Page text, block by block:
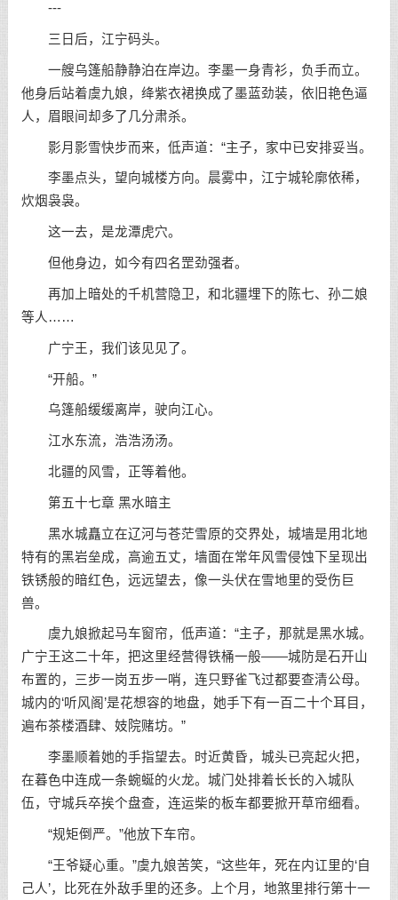
---
三日后，江宁码头。
一艘乌篷船静静泊在岸边。李墨一身青衫，负手而立。
他身后站着虞九娘，绛紫衣裙换成了墨蓝劲装，依旧艳色逼
人，眉眼间却多了几分肃杀。
影月影雪快步而来，低声道：“主子，家中已安排妥当。
李墨点头，望向城楼方向。晨雾中，江宁城轮廓依稀，
炊烟袅袅。
这一去，是龙潭虎穴。
但他身边，如今有四名罡劲强者。
再加上暗处的千机营隐卫，和北疆埋下的陈七、孙二娘
等人……
广宁王，我们该见见了。
“开船。”
乌篷船缓缓离岸，驶向江心。
江水东流，浩浩汤汤。
北疆的风雪，正等着他。
第五十七章 黑水暗主
黑水城矗立在辽河与苍茫雪原的交界处，城墙是用北地
特有的黑岩垒成，高逾五丈，墙面在常年风雪侵蚀下呈现出
铁锈般的暗红色，远远望去，像一头伏在雪地里的受伤巨
兽。
虞九娘掀起马车窗帘，低声道：“主子，那就是黑水城。
广宁王这二十年，把这里经营得铁桶一般——城防是石开山
布置的，三步一岗五步一哨，连只野雀飞过都要查清公母。
城内的‘听风阁’是花想容的地盘，她手下有一百二十个耳目，
遍布茶楼酒肆、妓院赌坊。”
李墨顺着她的手指望去。时近黄昏，城头已亮起火把，
在暮色中连成一条蜿蜒的火龙。城门处排着长长的入城队
伍，守城兵卒挨个盘查，连运柴的板车都要掀开草帘细看。
“规矩倒严。”他放下车帘。
“王爷疑心重。”虞九娘苦笑，“这些年，死在内讧里的‘自
己人’，比死在外敌手里的还多。上个月，地煞里排行第十一